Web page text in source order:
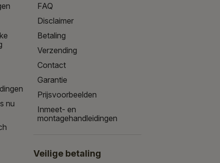
nu
FAQ
Disclaimer
Betaling
Verzending
Contact
Garantie
Prijsvoorbeelden
Inmeet- en
montagehandleidingen
Veilige betaling